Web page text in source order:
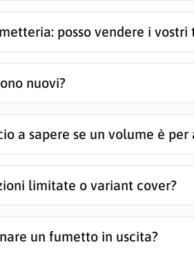
posso vendere i vostri
nuovi?
a sapere se un volume è per
limitate o variant cover?
un fumetto in uscita?